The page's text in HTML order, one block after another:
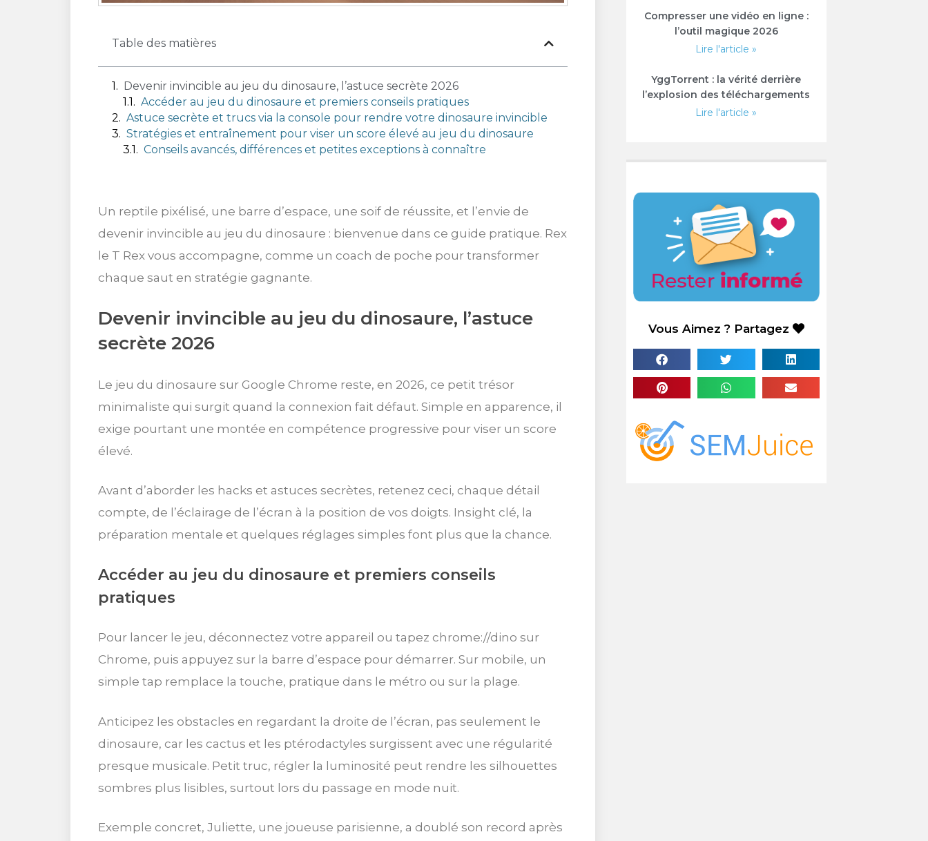
Table des matières
Devenir invincible au jeu du dinosaure, l’astuce secrète 2026
Accéder au jeu du dinosaure et premiers conseils pratiques
Astuce secrète et trucs via la console pour rendre votre dinosaure invincible
Stratégies et entraînement pour viser un score élevé au jeu du dinosaure
Conseils avancés, différences et petites exceptions à connaître
Un reptile pixélisé, une barre d’espace, une soif de réussite, et l’envie de
devenir invincible au jeu du dinosaure : bienvenue dans ce guide pratique. Rex
le T Rex vous accompagne, comme un coach de poche pour transformer
chaque saut en stratégie gagnante.
Devenir invincible au jeu du dinosaure, l’astuce
secrète 2026
Le jeu du dinosaure sur Google Chrome reste, en 2026, ce petit trésor
minimaliste qui surgit quand la connexion fait défaut. Simple en apparence, il
exige pourtant une montée en compétence progressive pour viser un score
élevé.
Avant d’aborder les hacks et astuces secrètes, retenez ceci, chaque détail
compte, de l’éclairage de l’écran à la position de vos doigts. Insight clé, la
préparation mentale et quelques réglages simples font plus que la chance.
Accéder au jeu du dinosaure et premiers conseils
pratiques
Pour lancer le jeu, déconnectez votre appareil ou tapez chrome://dino sur
Chrome, puis appuyez sur la barre d’espace pour démarrer. Sur mobile, un
simple tap remplace la touche, pratique dans le métro ou sur la plage.
Anticipez les obstacles en regardant la droite de l’écran, pas seulement le
dinosaure, car les cactus et les ptérodactyles surgissent avec une régularité
presque musicale. Petit truc, régler la luminosité peut rendre les silhouettes
sombres plus lisibles, surtout lors du passage en mode nuit.
Exemple concret, Juliette, une joueuse parisienne, a doublé son record après
Compresser une vidéo en ligne :
l’outil magique 2026
Lire l'article »
YggTorrent : la vérité derrière
l’explosion des téléchargements
Lire l'article »
Vous Aimez ? Partagez